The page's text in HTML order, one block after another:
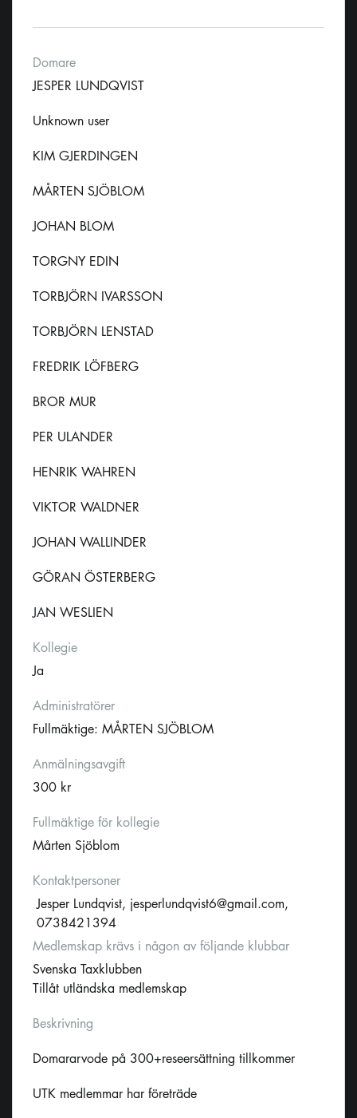
Domare
JESPER LUNDQVIST
Unknown user
KIM GJERDINGEN
MÅRTEN SJÖBLOM
JOHAN BLOM
TORGNY EDIN
TORBJÖRN IVARSSON
TORBJÖRN LENSTAD
FREDRIK LÖFBERG
BROR MUR
PER ULANDER
HENRIK WAHREN
VIKTOR WALDNER
JOHAN WALLINDER
GÖRAN ÖSTERBERG
JAN WESLIEN
Kollegie
Ja
Administratörer
Fullmäktige: MÅRTEN SJÖBLOM
Anmälningsavgift
300 kr
Fullmäktige för kollegie
Mårten Sjöblom
Kontaktpersoner
Jesper Lundqvist, jesperlundqvist6@gmail.com,
0738421394
Medlemskap krävs i någon av följande klubbar
Svenska Taxklubben
Tillåt utländska medlemskap
Beskrivning
Domararvode på 300+reseersättning tillkommer
UTK medlemmar har företräde